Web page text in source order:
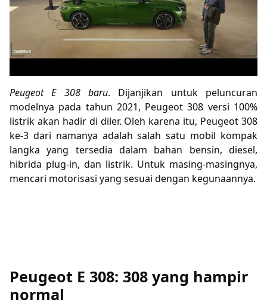
Peugeot E 308 baru. Dijanjikan untuk peluncuran
modelnya pada tahun 2021, Peugeot 308 versi 100%
listrik akan hadir di diler. Oleh karena itu, Peugeot 308
ke-3 dari namanya adalah salah satu mobil kompak
langka yang tersedia dalam bahan bensin, diesel,
hibrida plug-in, dan listrik. Untuk masing-masingnya,
mencari motorisasi yang sesuai dengan kegunaannya.
Peugeot E 308: 308 yang hampir
normal